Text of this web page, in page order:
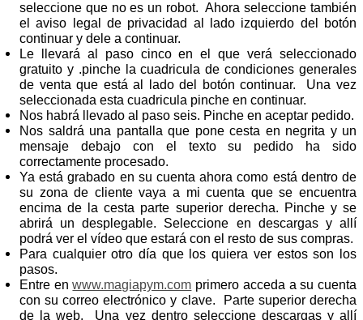
seleccione que no es un robot. Ahora seleccione también
el aviso legal de privacidad al lado izquierdo del botón
continuar y dele a continuar.
Le llevará al paso cinco en el que verá seleccionado
gratuito y .pinche la cuadricula de condiciones generales
de venta que está al lado del botón continuar. Una vez
seleccionada esta cuadricula pinche en continuar.
Nos habrá llevado al paso seis. Pinche en aceptar pedido.
Nos saldrá una pantalla que pone cesta en negrita y un
mensaje debajo con el texto su pedido ha sido
correctamente procesado.
Ya está grabado en su cuenta ahora como está dentro de
su zona de cliente vaya a mi cuenta que se encuentra
encima de la cesta parte superior derecha. Pinche y se
abrirá un desplegable. Seleccione en descargas y allí
podrá ver el vídeo que estará con el resto de sus compras.
Para cualquier otro día que los quiera ver estos son los
pasos.
Entre enwww.magiapym.com primero acceda a su cuenta
con su correo electrónico y clave. Parte superior derecha
de la web. Una vez dentro seleccione descargas y allí